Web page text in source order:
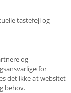
tastefejl og
og
for
det ikke at websitet
behov.